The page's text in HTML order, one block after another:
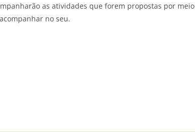
as atividades que forem propostas por meio
no seu.